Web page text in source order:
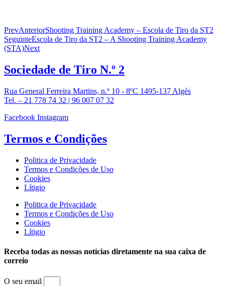
PrevAnteriorShooting Training Academy – Escola de Tiro da ST2
SeguinteEscola de Tiro da ST2 – A Shooting Training Academy
(STA)Next
Sociedade de Tiro N.º 2
Rua General Ferreira Martins, n.º 10 - 8ºC 1495-137 Algés
Tel. – 21 778 74 32 | 96 007 07 32
Facebook Instagram
Termos e Condições
Politica de Privacidade
Termos e Condições de Uso
Cookies
Lítigio
Politica de Privacidade
Termos e Condições de Uso
Cookies
Lítigio
Receba todas as nossas notícias diretamente na sua caixa de
correio
O seu email